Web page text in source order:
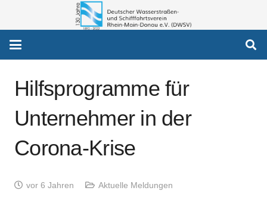
Hilfsprogramme für
Unternehmer in der
Corona-Krise
vor 6 Jahren Aktuelle Meldungen